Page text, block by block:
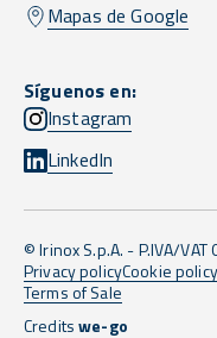
Mapas de Google
Síguenos en:
Instagram
LinkedIn
© Irinox S.p.A. - P.IVA/
Privacy policyCookie policy
Terms of Sale
Creditswe-go